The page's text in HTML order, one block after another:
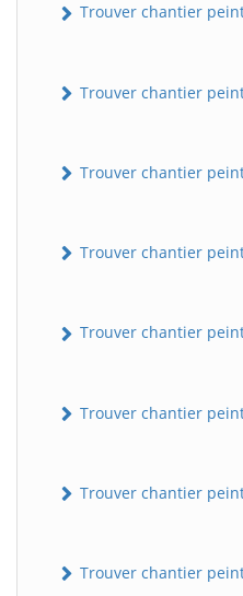
Trouver chantier
Trouver chantier
Trouver chantier
Trouver chantier
Trouver chantier
Trouver chantier
Trouver chantier
Trouver chantier